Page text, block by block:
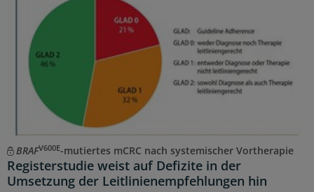
BRAFV600E-mutiertes mCRC nach systemischer Vortherapie
Registerstudie weist auf Defizite in der
Umsetzung der Leitlinienempfehlungen hin